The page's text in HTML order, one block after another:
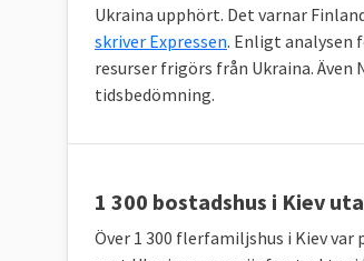
Ukraina upphört. Det varnar
skriver Expressen. Enligt analysen
resurser frigörs från Ukraina.
tidsbedömning.
1 300 bostadshus i Kiev
Över 1 300 flerfamiljshus i Kiev